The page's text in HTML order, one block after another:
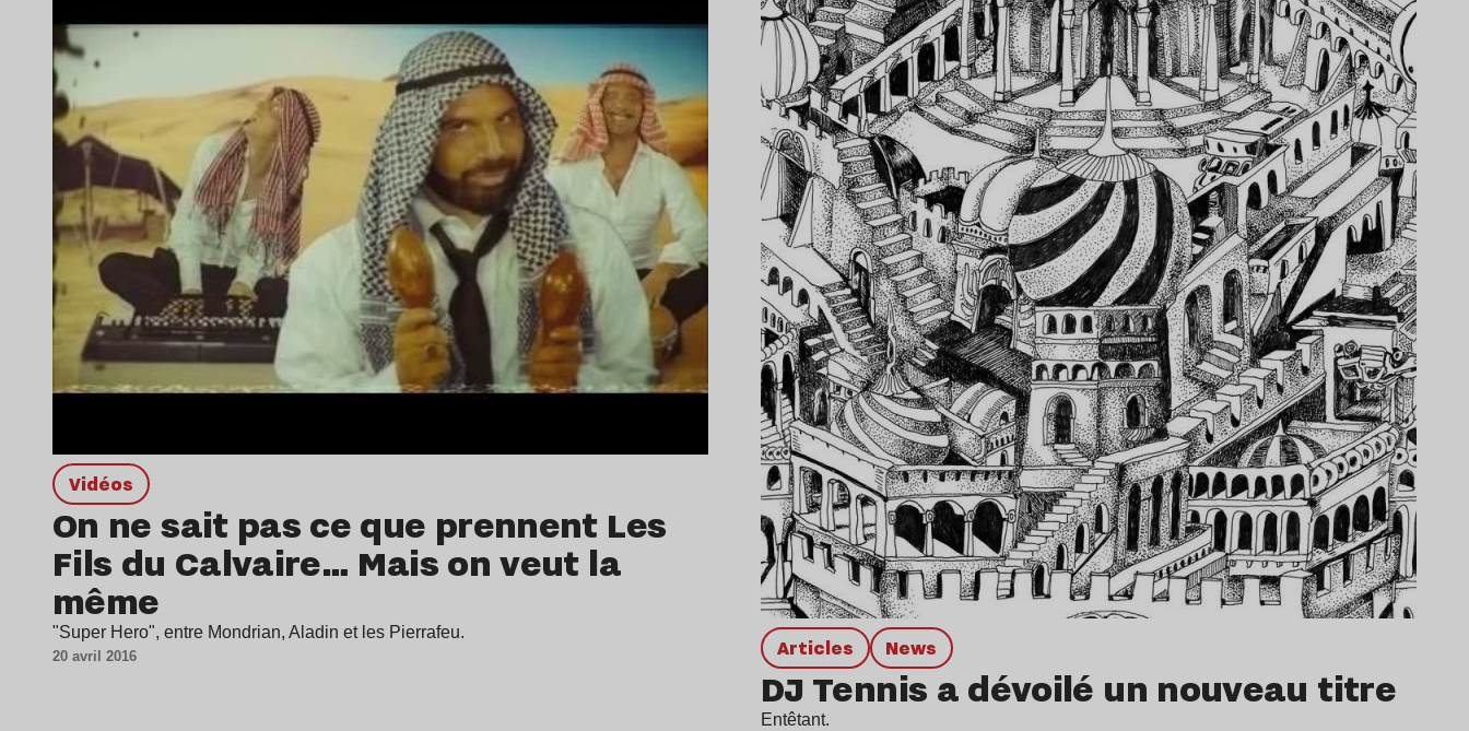
Vidéos
On ne sait pas ce que prennent Les
Fils du Calvaire… Mais on veut la
même
"Super Hero", entre Mondrian, Aladin et les Pierrafeu.
20 avril 2016 Articles news
DJ Tennis a dévoilé un nouveau titre
Entêtant.